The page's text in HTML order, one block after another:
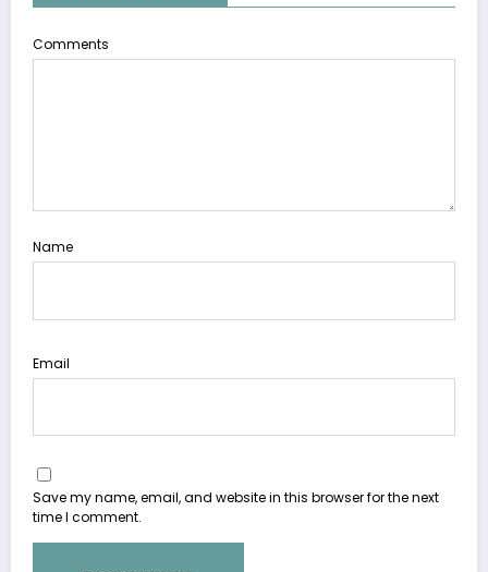
Comments
Name
Email
Save my name, email, and website in this browser for the next
time I comment.